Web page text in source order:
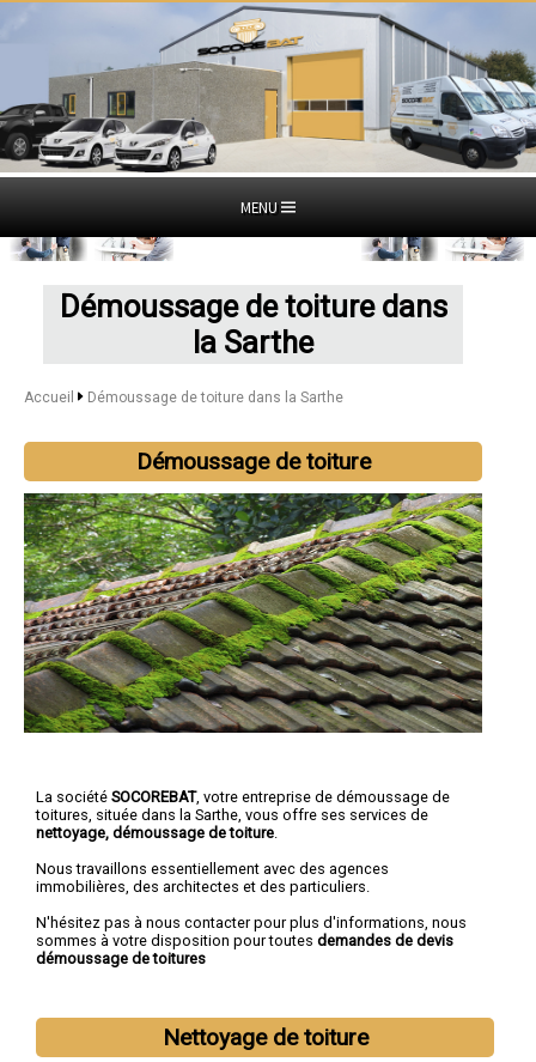
MENU
Démoussage de toiture dans
la Sarthe
Accueil Démoussage de toiture dans la Sarthe
Démoussage de toiture
La société SOCOREBAT, votre entreprise de démoussage de
toitures, située dans la Sarthe, vous offre ses services de
nettoyage, démoussage de toiture
Nous travaillons essentiellement avec des agences
immobilières, des architectes et des particuliers.
N'hésitez pas à nous contacter pour plus d'informations, nous
sommes à votre disposition pour toutes demandes de devis
démoussage de toitures
Nettoyage de toiture